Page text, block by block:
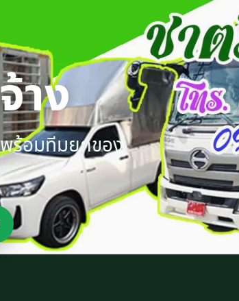
าง
ร้อมทีมยกของ